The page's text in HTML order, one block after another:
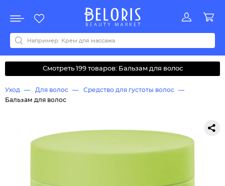
Акции
Все бренды
0-9ABCDEFGHIJKLMNOPQRSTUVWYZАБВДЗИМОКЛНПРСТУФ
Смотреть 199 товаров: Бальзам для волос
Уход Для волос
Средство для густоты волос
Бальзам для волос